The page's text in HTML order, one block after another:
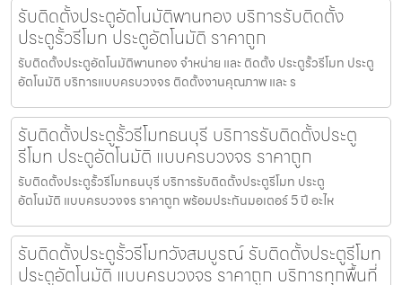
รับติดตั้งประตูอัตโนมัติพานทอง บริการรับติดตั้ง
ประตูรั้วรีโมท ประตูอัตโนมัติ ราคาถูก
รับติดตั้งประตูอัตโนมัติพานทอง จำหน่าย และ ติดตั้ง ประตูรั้วรีโมท ประตู
อัตโนมัติ บริการแบบครบวงจร ติดตั้งงานคุณภาพ และ ร
รับติดตั้งประตูรั้วรีโมทธนบุรี บริการรับติดตั้งประตู
รีโมท ประตูอัตโนมัติ แบบครบวงจร ราคาถูก
รับติดตั้งประตูรั้วรีโมทธนบุรี บริการรับติดตั้งประตูรีโมท ประตู
อัตโนมัติ แบบครบวงจร ราคาถูก พร้อมประกันมอเตอร์ 5 ปี อะไห
รับติดตั้งประตูรั้วรีโมทวังสมบูรณ์ รับติดตั้งประตูรีโมท
ประตูอัตโนมัติ แบบครบวงจร ราคาถูก บริการทุกพื้นที่